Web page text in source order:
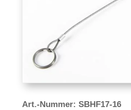
Art.-Nummer: SBHF17-16